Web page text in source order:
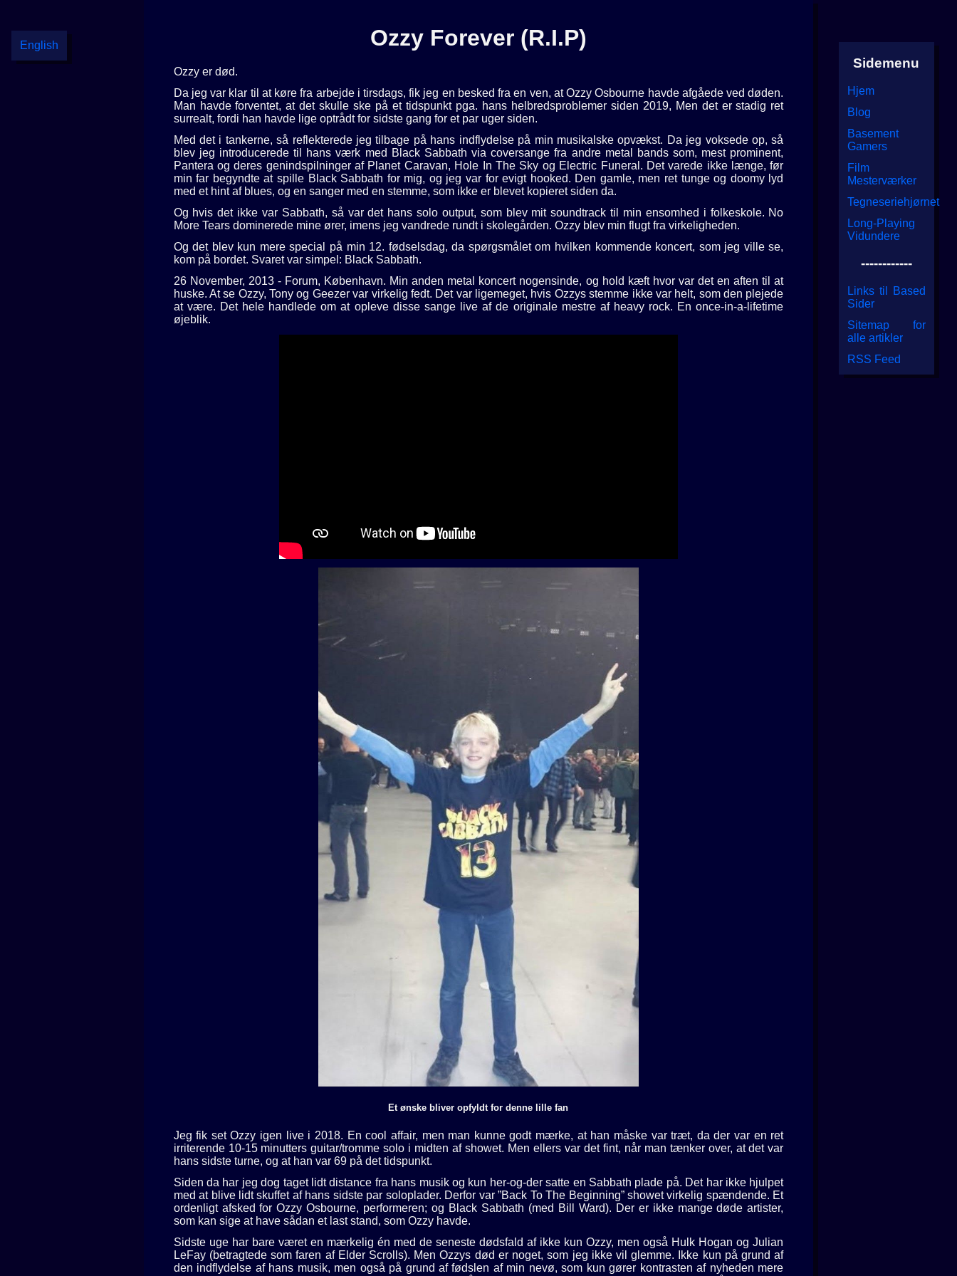
Ozzy Forever (R.I.P)
English
Ozzy er død.
Da jeg var klar til at køre fra arbejde i tirsdags, fik jeg en besked fra en ven, at Ozzy Osbourne havde afgåede ved døden.
Man havde forventet, at det skulle ske på et tidspunkt pga. hans helbredsproblemer siden 2019, Men det er stadig ret
surrealt, fordi han havde lige optrådt for sidste gang for et par uger siden.
Med det i tankerne, så reflekterede jeg tilbage på hans indflydelse på min musikalske opvækst. Da jeg voksede op, så
blev jeg introducerede til hans værk med Black Sabbath via coversange fra andre metal bands som, mest prominent,
Pantera og deres genindspilninger af Planet Caravan, Hole In The Sky og Electric Funeral. Det varede ikke længe, før
min far begyndte at spille Black Sabbath for mig, og jeg var for evigt hooked. Den gamle, men ret tunge og doomy lyd
med et hint af blues, og en sanger med en stemme, som ikke er blevet kopieret siden da.
Og hvis det ikke var Sabbath, så var det hans solo output, som blev mit soundtrack til min ensomhed i folkeskole. No
More Tears dominerede mine ører, imens jeg vandrede rundt i skolegården. Ozzy blev min flugt fra virkeligheden.
Og det blev kun mere special på min 12. fødselsdag, da spørgsmålet om hvilken kommende koncert, som jeg ville se,
kom på bordet. Svaret var simpel: Black Sabbath.
26 November, 2013 - Forum, København. Min anden metal koncert nogensinde, og hold kæft hvor var det en aften til at
huske. At se Ozzy, Tony og Geezer var virkelig fedt. Det var ligemeget, hvis Ozzys stemme ikke var helt, som den plejede
at være. Det hele handlede om at opleve disse sange live af de originale mestre af heavy rock. En once-in-a-lifetime
øjeblik.
Et ønske bliver opfyldt for denne lille fan
Jeg fik set Ozzy igen live i 2018. En cool affair, men man kunne godt mærke, at han måske var træt, da der var en ret
irriterende 10-15 minutters guitar/tromme solo i midten af showet. Men ellers var det fint, når man tænker over, at det var
hans sidste turne, og at han var 69 på det tidspunkt.
Siden da har jeg dog taget lidt distance fra hans musik og kun her-og-der satte en Sabbath plade på. Det har ikke hjulpet
med at blive lidt skuffet af hans sidste par soloplader. Derfor var ”Back To The Beginning” showet virkelig spændende. Et
ordenligt afsked for Ozzy Osbourne, performeren; og Black Sabbath (med Bill Ward). Der er ikke mange døde artister,
som kan sige at have sådan et last stand, som Ozzy havde.
Sidste uge har bare været en mærkelig én med de seneste dødsfald af ikke kun Ozzy, men også Hulk Hogan og Julian
LeFay (betragtede som faren af Elder Scrolls). Men Ozzys død er noget, som jeg ikke vil glemme. Ikke kun på grund af
den indflydelse af hans musik, men også på grund af fødslen af min nevø, som kun gører kontrasten af nyheden mere
Sidemenu
Hjem
Blog
Basement
Gamers
Film
Mesterværker
Tegneseriehjørnet
Long-Playing
Vidundere
------------
Links til Based
Sider
Sitemap for
alle artikler
RSS Feed